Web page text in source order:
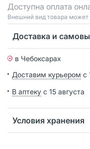
Доступна оплата
Bнешний вид товара может
Доставка и
в Чебоксарах
Доставим курьером с
В аптеку с 15 августа
Условия хранения